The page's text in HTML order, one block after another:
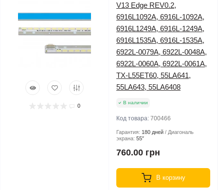
0
V13 Edge REV0.2,
6916L1092A, 6916L-1092A,
6916L1249A, 6916L-1249A,
6916L1535A, 6916L-1535A,
6922L-0079A, 6922L-0048A,
6922L-0060A, 6922L-0061A,
TX-L55ET60, 55LA641,
55LA643, 55LA6408
В наличии
Код товара: 700466
Гарантия: 180 дней
Диагональ
экрана: 55″
760.00 грн
В корзину